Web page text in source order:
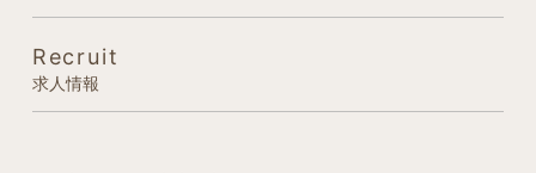
Recruit
求人情報